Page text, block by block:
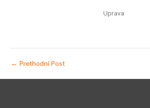
Uprava
← Prethodni Post